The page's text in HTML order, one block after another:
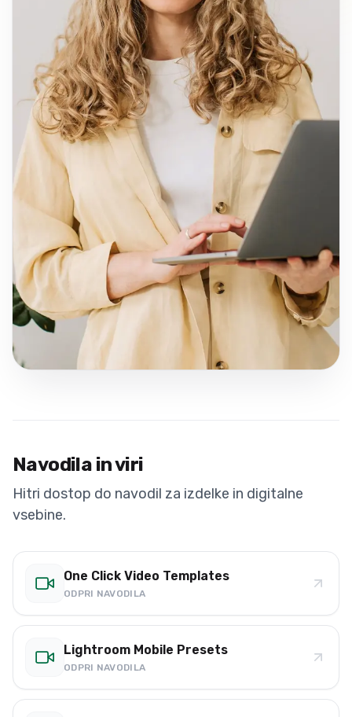
Navodila in viri
Hitri dostop do navodil za izdelke in digitalne
vsebine.
One Click Video Templates
ODPRI NAVODILA
Lightroom Mobile Presets
ODPRI NAVODILA